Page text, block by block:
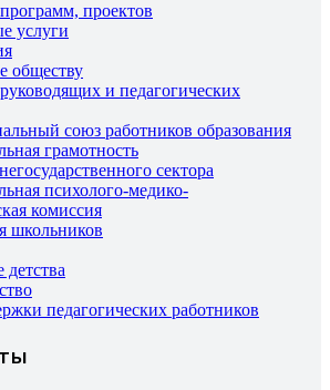
проектов
услуги
обществу
и педагогических
союз работников образования
грамотность
сектора
психолого-медико-
комиссия
школьников
детства
педагогических работников